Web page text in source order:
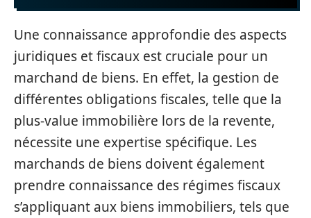
Une connaissance approfondie des aspects
juridiques et fiscaux est cruciale pour un
marchand de biens. En effet, la gestion de
différentes obligations fiscales, telle que la
plus-value immobilière lors de la revente,
nécessite une expertise spécifique. Les
marchands de biens doivent également
prendre connaissance des régimes fiscaux
s’appliquant aux biens immobiliers, tels que